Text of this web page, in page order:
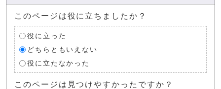
このページは役に立ちましたか？
役に立った
どちらともいえない
役に立たなかった
このページは見つけやすかったですか？